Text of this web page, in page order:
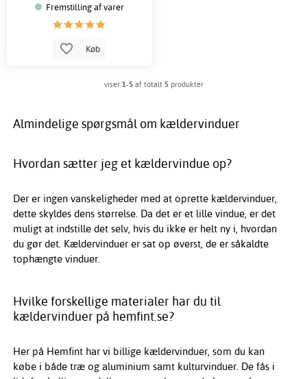
Fremstilling af varer
Køb
viser 1-5af totalt 5produkter
Almindelige spørgsmål om kældervinduer
Hvordan sætter jeg et kældervindue op?
Der er ingen vanskeligheder med at oprette kældervinduer,
dette skyldes dens størrelse. Da det er et lille vindue, er det
muligt at indstille det selv, hvis du ikke er helt ny i, hvordan
du gør det. Kældervinduer er sat op øverst, de er såkaldte
tophængte vinduer.
Hvilke forskellige materialer har du til
kældervinduer på hemfint.se?
Her på Hemfint har vi billige kældervinduer, som du kan
købe i både træ og aluminium samt kulturvinduer. De fås i